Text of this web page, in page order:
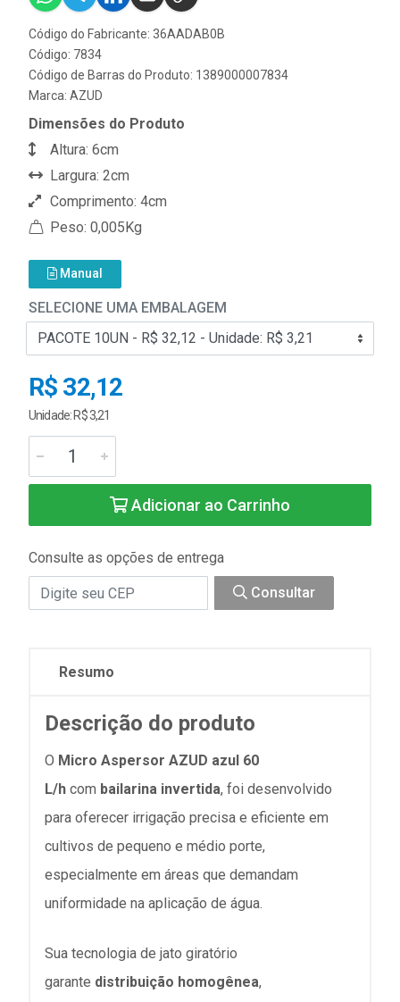
Código do Fabricante: 36AADAB0B
Código: 7834
Código de Barras do Produto: 1389000007834
Marca: AZUD
Dimensões do Produto
Altura: 6cm
Largura: 2cm
Comprimento: 4cm
Peso: 0,005Kg
Manual
SELECIONE UMA EMBALAGEM
R$ 32,12
Unidade: R$ 3,21
Adicionar ao Carrinho
Consulte as opções de entrega
Consultar
Resumo
Descrição do produto
O Micro Aspersor AZUD azul 60
L/h com bailarina invertida, foi desenvolvido
para oferecer irrigação precisa e eficiente em
cultivos de pequeno e médio porte,
especialmente em áreas que demandam
uniformidade na aplicação de água.
Sua tecnologia de jato giratório
garante distribuição homogênea,